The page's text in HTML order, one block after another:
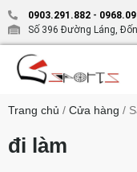
0903.291.882 -
Số 396 Đường Láng,
Trang chủ / Cửa hàng /
đi làm